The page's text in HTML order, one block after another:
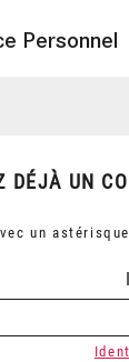
Personnel
DÉJÀ UN
un